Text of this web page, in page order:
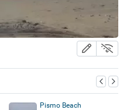
Pismo Beach